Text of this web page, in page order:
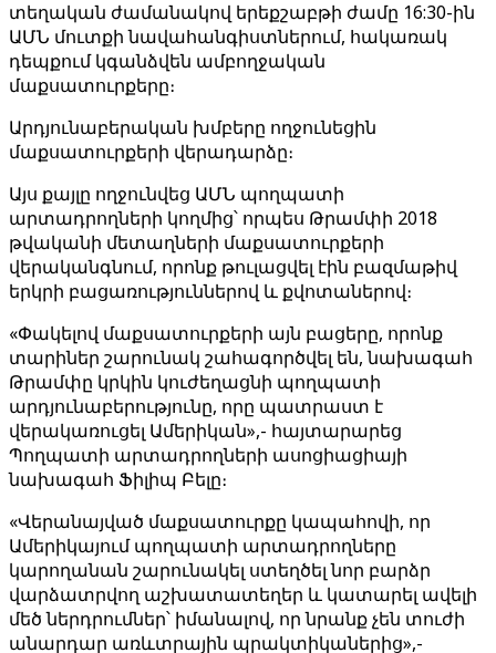
տեղական ժամանակով երեքշաբթի ժամը 16:30-ին
ԱՄՆ մուտքի նավահանգիստներում, հակառակ
դեպքում կգանձվեն ամբողջական
մաքսատուրքերը։
Արդյունաբերական խմբերը ողջունեցին
մաքսատուրքերի վերադարձը։
Այս քայլը ողջունվեց ԱՄՆ պողպատի
արտադրողների կողմից՝ որպես Թրամփի 2018
թվականի մետաղների մաքսատուրքերի
վերականգնում, որոնք թուլացվել էին բազմաթիվ
երկրի բացառություններով և քվոտաներով։
«Փակելով մաքսատուրքերի այն բացերը, որոնք
տարիներ շարունակ շահագործվել են, նախագահ
Թրամփը կրկին կուժեղացնի պողպատի
արդյունաբերությունը, որը պատրաստ է
վերակառուցել Ամերիկան»,- հայտարարեց
Պողպատի արտադրողների ասոցիացիայի
նախագահ Ֆիլիպ Բելը։
«Վերանայված մաքսատուրքը կապահովի, որ
Ամերիկայում պողպատի արտադրողները
կարողանան շարունակել ստեղծել նոր բարձր
վարձատրվող աշխատատեղեր և կատարել ավելի
մեծ ներդրումներ՝ իմանալով, որ նրանք չեն տուժի
անարդար առևտրային պրակտիկաներից»,-